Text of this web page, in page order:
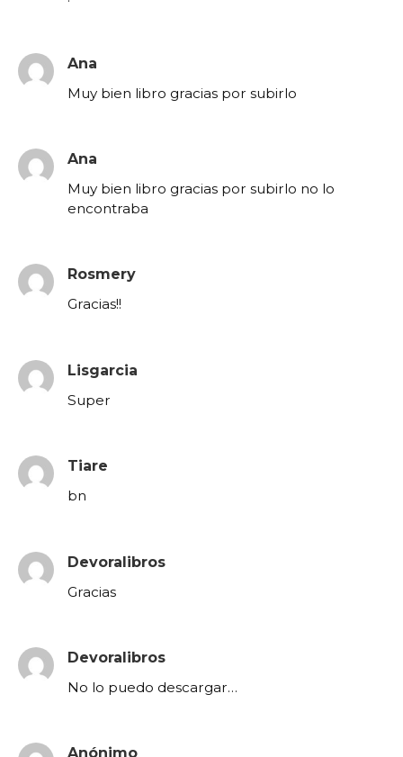
Ana
Muy bien libro gracias por subirlo
Ana
Muy bien libro gracias por subirlo no lo
encontraba
Rosmery
Gracias!!
Lisgarcia
Super
Tiare
bn
Devoralibros
Gracias
Devoralibros
No lo puedo descargar…
Anónimo